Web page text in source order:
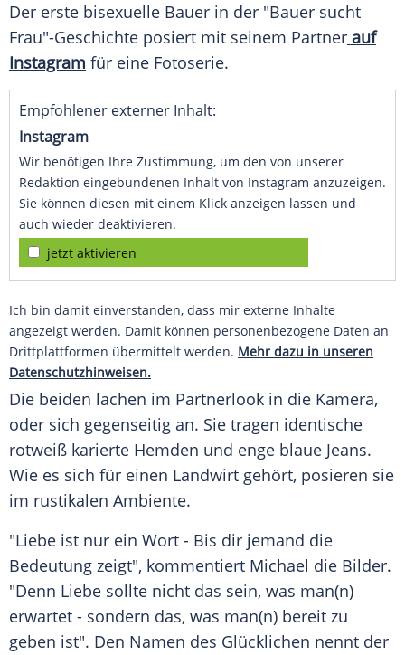
Der erste bisexuelle Bauer in der "Bauer sucht
Frau"-Geschichte posiert mit seinem Partner auf
Instagram für eine Fotoserie.
Empfohlener externer Inhalt:
Instagram
Wir benötigen Ihre Zustimmung, um den von unserer
Redaktion eingebundenen Inhalt von Instagram anzuzeigen.
Sie können diesen mit einem Klick anzeigen lassen und
auch wieder deaktivieren.
jetzt aktivieren
Ich bin damit einverstanden, dass mir externe Inhalte
angezeigt werden. Damit können personenbezogene Daten an
Drittplattformen übermittelt werden. Mehr dazu in unseren
Datenschutzhinweisen.
Die beiden lachen im Partnerlook in die Kamera,
oder sich gegenseitig an. Sie tragen identische
rotweiß karierte Hemden und enge blaue Jeans.
Wie es sich für einen Landwirt gehört, posieren sie
im rustikalen Ambiente.
"Liebe ist nur ein Wort - Bis dir jemand die
Bedeutung zeigt", kommentiert Michael die Bilder.
"Denn Liebe sollte nicht das sein, was man(n)
erwartet - sondern das, was man(n) bereit zu
geben ist". Den Namen des Glücklichen nennt der